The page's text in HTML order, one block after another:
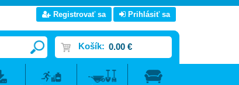
Registrovať sa Prihlásiť sa
Košík: 0.00 €